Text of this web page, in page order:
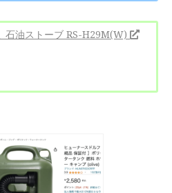
石油ストーブ RS-H29M(W)